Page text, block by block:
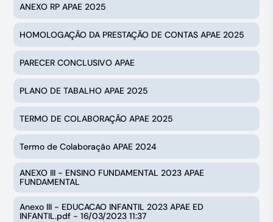
ANEXO RP APAE 2025
HOMOLOGAÇÃO DA PRESTAÇÃO DE CONTAS APAE 2025
PARECER CONCLUSIVO APAE
PLANO DE TABALHO APAE 2025
TERMO DE COLABORAÇÃO APAE 2025
Termo de Colaboração APAE 2024
ANEXO III - ENSINO FUNDAMENTAL 2023 APAE
FUNDAMENTAL
Anexo III - EDUCACAO INFANTIL 2023 APAE ED
INFANTIL.pdf - 16/03/2023 11:37